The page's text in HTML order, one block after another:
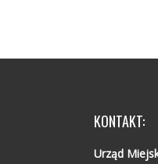
KONTAKT:
Urząd